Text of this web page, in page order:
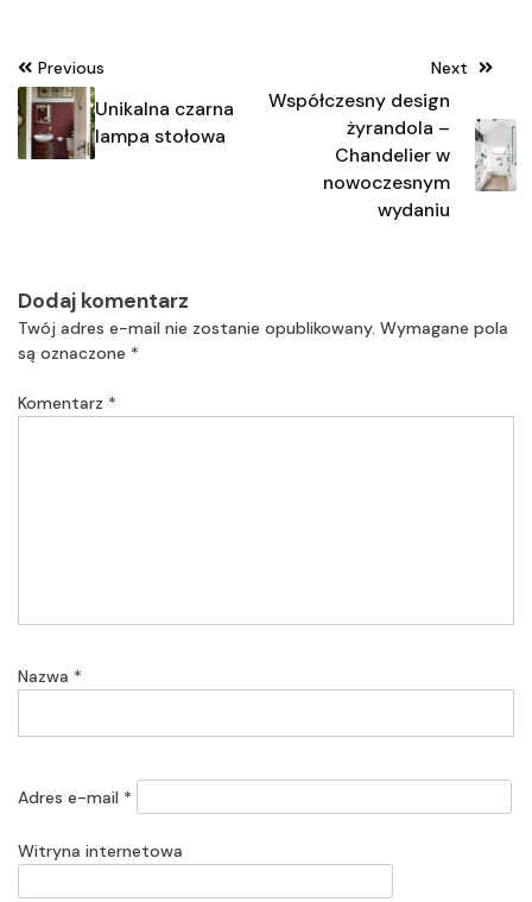
Nawigacja
wpisu
Previous
Unikalna czarna
lampa stołowa
Next
Współczesny design
żyrandola –
Chandelier w
nowoczesnym
wydaniu
Dodaj komentarz
Twój adres e-mail nie zostanie opublikowany. Wymagane pola
są oznaczone *
Komentarz *
Nazwa *
Adres e-mail *
Witryna internetowa